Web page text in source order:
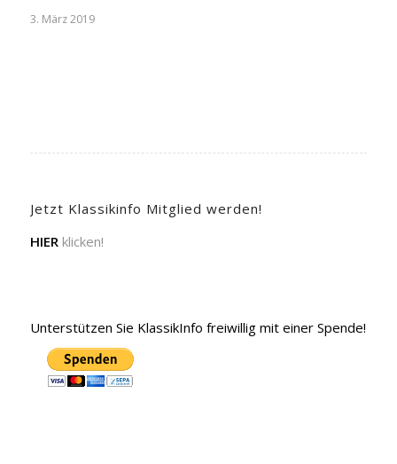
3. März 2019
Jetzt Klassikinfo Mitglied werden!
HIER klicken!
Unterstützen Sie KlassikInfo freiwillig mit einer Spende!